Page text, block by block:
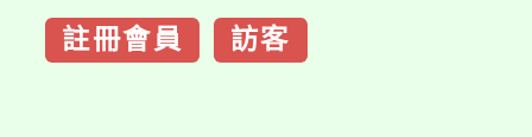
註冊會員 訪客